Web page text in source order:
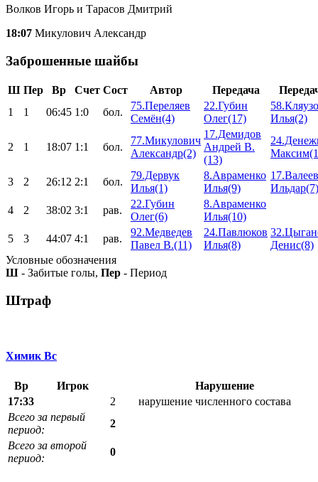
Волков Игорь и Тарасов Дмитрий
18:07 Микулович Александр
Заброшенные шайбы
Ш Пер Вр Счет Сост Автор Передача
1
1 06:45 1:0 бол.
75.Переляев
Семён(4)
22.Губин
Олег(17)
Илья(2)
2 1 18:07 1:1 бол.
77.Микулович
Александр(2)
17.Демидов
Андрей В.
(13)
3 2 26:12 2:1 бол.
79.Дервук
Илья(1)
8.Авраменко
Илья(9)
17.Валеев
Ильдар(7)
4
2 38:02 3:1 рав.
22.Губин
Олег(6)
8.Авраменко
Илья(10)
5
3 44:07 4:1 рав.
92.Медведев
Павел В.(11)
24.Павлюков
Илья(8)
Денис(8)
Условные обозначения
Ш - Забитые голы, Пер - Период
Штраф
Химик Вс
Вр Игрок
Нарушение
17:33
2
нарушение численного состава
Всего за первый
период:
2
Всего за второй
период:
0